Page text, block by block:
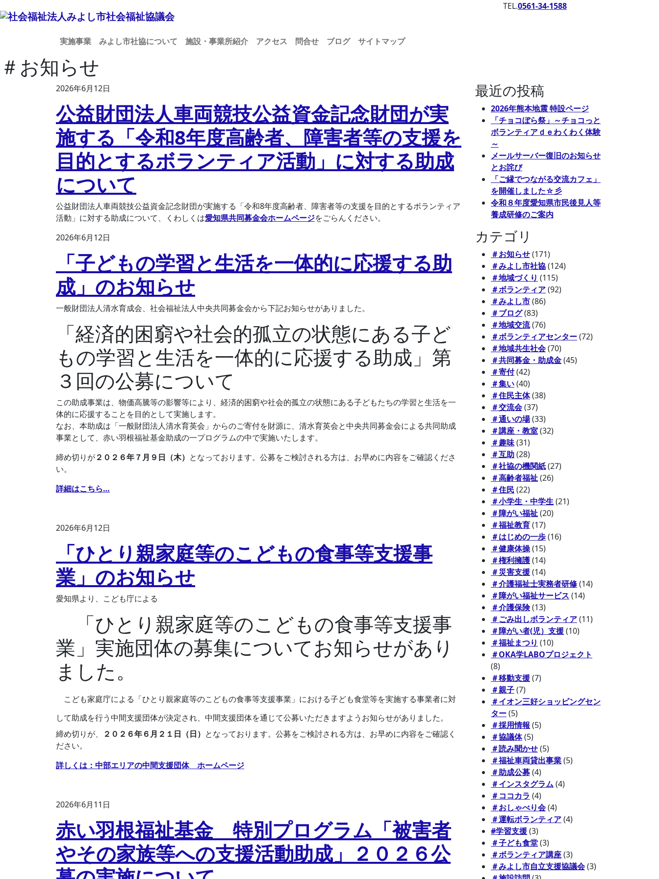
TEL.0561-34-1588
実施事業 みよし市社協について 施設・事業所紹介 アクセス 問合せ ブログ サイトマップ
＃お知らせ
2026年6月12日
公益財団法人車両競技公益資金記念財団が実
施する「令和8年度高齢者、障害者等の支援を
目的とするボランティア活動」に対する助成
について
公益財団法人車両競技公益資金記念財団が実施する「令和8年度高齢者、障害者等の支援を目的とするボランティア
活動」に対する助成について、くわしくは愛知県共同募金会ホームページをごらんください。
2026年6月12日
「子どもの学習と生活を一体的に応援する助
成」のお知らせ
一般財団法人清水育成会、社会福祉法人中央共同募金会から下記お知らせがありました。
「経済的困窮や社会的孤立の状態にある子ど
もの学習と生活を一体的に応援する助成」第
３回の公募について
この助成事業は、物価高騰等の影響等により、経済的困窮や社会的孤立の状態にある子どもたちの学習と生活を一
体的に応援することを目的として実施します。
なお、本助成は「一般財団法人清水育英会」からのご寄付を財源に、清水育英会と中央共同募金会による共同助成
事業として、赤い羽根福祉基金助成の一プログラムの中で実施いたします。
締め切りが２０２６年７月９日（木） となっております。公募をご検討される方は、お早めに内容をご確認くださ
い。
詳細はこちら…
2026年6月12日
「ひとり親家庭等のこどもの食事等支援事
業」のお知らせ
愛知県より、こども庁による
「ひとり親家庭等のこどもの食事等支援事
業」実施団体の募集についてお知らせがあり
ました。
こども家庭庁による「ひとり親家庭等のこどもの食事等支援事業」における子ども食堂等を実施する事業者に対
して助成を行う中間支援団体が決定され、中間支援団体を通じて公募いただきますよう お知らせがありました。
締め切りが、
２０２６年６月２１日（日） となっております。公募をご検討される方は、お早めに内容をご確認く
ださい。
詳しくは：中部エリアの中間支援団体 ホームページ
2026年6月11日
赤い羽根福祉基金 特別プログラム「被害者
やその家族等への支援活動助成」２０２６公
最近の投稿
2026年熊本地震 特設ページ
「チョコぼら祭」～チョコっと
ボランティアｄｅわくわく体験
～
メールサーバー復旧のお知らせ
とお詫び
「ご縁でつながる交流カフェ」
を開催しました☆彡
令和８年度愛知県市民後見人等
養成研修のご案内
カテゴリ
＃お知らせ(171)
＃みよし市社協(124)
＃地域づくり (115)
＃ボランティア(92)
＃みよし市(86)
＃ブログ(83)
＃地域交流(76)
＃ボランティアセンター(72)
＃地域共生社会(70)
＃共同募金・助成金(45)
＃寄付(42)
＃集い(40)
＃住民主体(38)
＃交流会(37)
＃通いの場(33)
＃講座・教室(32)
＃趣味(31)
＃互助(28)
＃社協の機関紙(27)
＃高齢者福祉(26)
＃住民(22)
＃小学生・中学生(21)
＃障がい福祉(20)
＃福祉教育(17)
＃はじめの一歩(16)
＃健康体操(15)
＃権利擁護(14)
＃災害支援(14)
＃介護福祉士実務者研修(14)
＃障がい福祉サービス (14)
＃介護保険(13)
＃ごみ出しボランティア(11)
＃障がい者(児）支援(10)
＃福祉まつり (10)
＃OKA学LABOプロジェクト
(8)
＃移動支援(7)
＃親子(7)
＃イオン三好ショッピングセン
ター(5)
＃採用情報 (5)
＃協議体(5)
＃読み聞かせ(5)
＃福祉車両貸出事業(5)
＃助成公募(4)
＃インスタグラム(4)
＃ココカラ (4)
＃おしゃべり会(4)
＃運転ボランティア(4)
#学習支援(3)
＃子ども食堂(3)
＃ボランティア講座(3)
＃みよし市自立支援協議会(3)